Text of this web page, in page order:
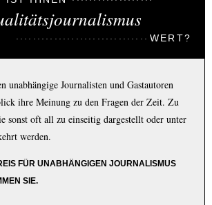
WERT?
unabhängige Journalisten und Gastautoren
ihre Meinung zu den Fragen der Zeit. Zu
sonst oft all zu einseitig dargestellt oder unter
werden.
FÜR UNABHÄNGIGEN JOURNALISMUS
SIE.